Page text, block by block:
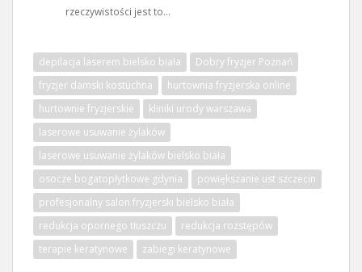
rzeczywistości jest to...
depilacja laserem bielsko biała
Dobry fryzjer Poznań
fryzjer damski kostuchna
hurtownia fryzjerska online
hurtownie fryzjerskie
kliniki urody warszawa
laserowe usuwanie żylaków
laserowe usuwanie żylaków bielsko biała
osocze bogatopłytkowe gdynia
powiększanie ust szczecin
profesjonalny salon fryzjerski bielsko biała
redukcja opornego tłuszczu
redukcja rozstępów
terapie keratynowe
zabiegi keratynowe